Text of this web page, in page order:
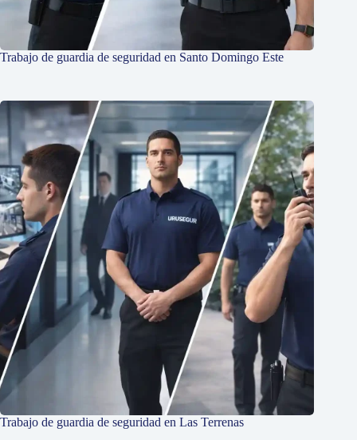
Trabajo de guardia de seguridad en Santo Domingo Este
Trabajo de guardia de seguridad en Las Terrenas